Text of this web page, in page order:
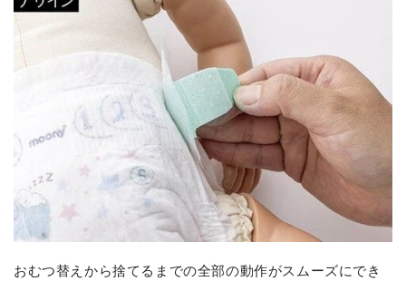
おむつ替えから捨てるまでの全部の動作がスムーズにでき